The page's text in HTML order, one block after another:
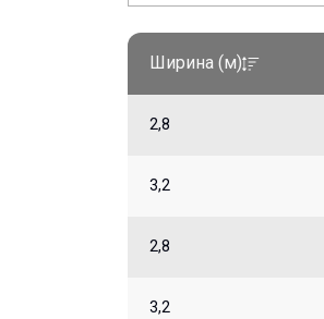
Ширина (м)
2,8
3,2
2,8
3,2